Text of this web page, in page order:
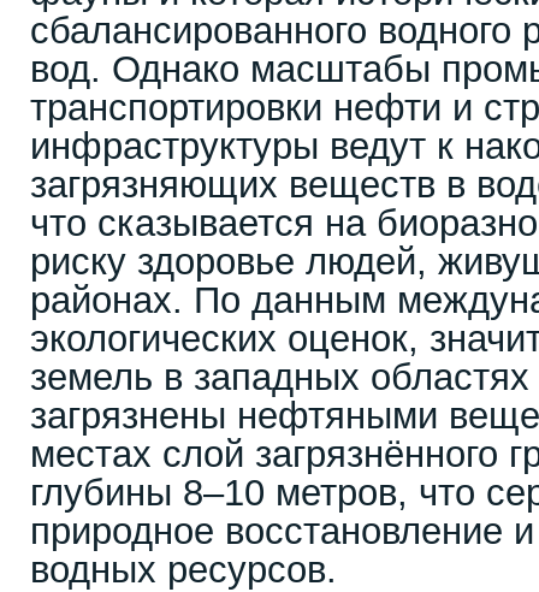
сбалансированного водного
вод. Однако масштабы
транспортировки нефти и
инфраструктуры ведут к
загрязняющих веществ в
что сказывается на
риску здоровье людей,
районах. По данным
экологических оценок,
земель в западных областях
загрязнены нефтяными
местах слой загрязнённого
глубины 8–10 метров, что
природное восстановление
водных ресурсов.